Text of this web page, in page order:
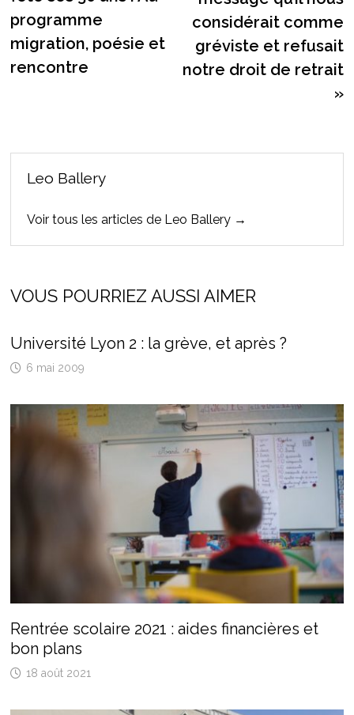
programme
migration, poésie et
rencontre
considérait comme
gréviste et refusait
notre droit de retrait
»
Leo Ballery
Voir tous les articles de Leo Ballery →
VOUS POURRIEZ AUSSI AIMER
Université Lyon 2 : la grève, et après ?
6 mai 2009
Rentrée scolaire 2021 : aides financières et
bon plans
18 août 2021